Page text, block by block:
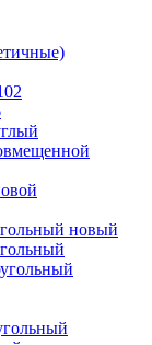
новый